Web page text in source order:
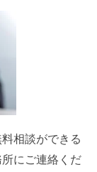
相談ができる
にご連絡くだ